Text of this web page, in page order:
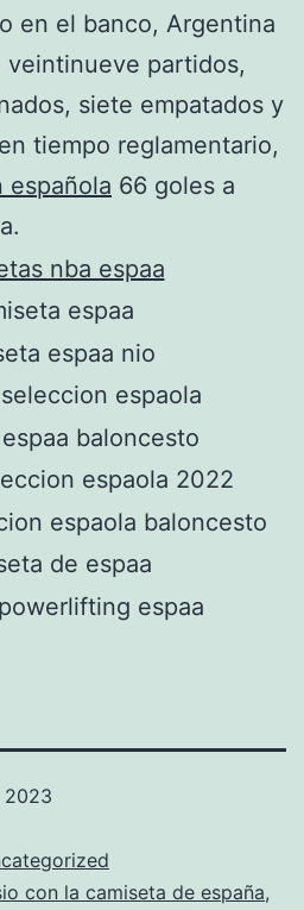
en el banco, Argentina
partidos,
siete empatados y
tiempo reglamentario,
española 66 goles a
2023
con la camiseta de españa,